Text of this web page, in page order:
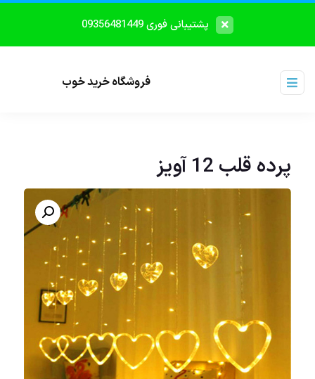
پشتیبانی فوری 09356481449
فروشگاه خرید خوب
پرده قلب 12 آویز